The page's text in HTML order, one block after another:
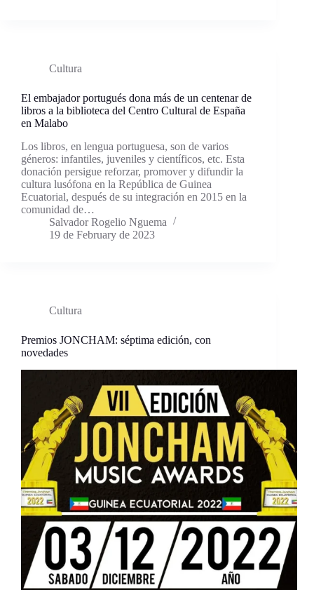
Cultura
El embajador portugués dona más de un centenar de
libros a la biblioteca del Centro Cultural de España
en Malabo
Los libros, en lengua portuguesa, son de varios
géneros: infantiles, juveniles y científicos, etc. Esta
donación persigue reforzar, promover y difundir la
cultura lusófona en la República de Guinea
Ecuatorial, después de su integración en 2015 en la
comunidad de…
Salvador Rogelio Nguema
19 de February de 2023
Cultura
Premios JONCHAM: séptima edición, con
novedades